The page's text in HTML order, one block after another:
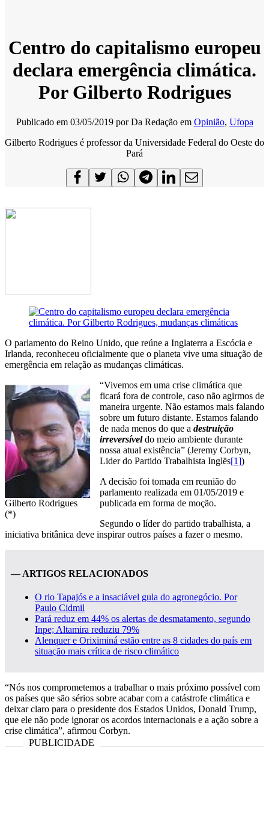
Centro do capitalismo europeu
declara emergência climática.
Por Gilberto Rodrigues
Publicado em 03/05/2019 porDa Redação em Opinião, Ufopa
Gilberto Rodrigues é professor da Universidade Federal do Oeste do
Pará
O parlamento do Reino Unido, que reúne a Inglaterra a Escócia e
Irlanda, reconheceu oficialmente que o planeta vive uma situação de
emergência em relação as mudanças climáticas.
Gilberto Rodrigues
(*)
“Vivemos em uma crise climática que
ficará fora de controle, caso não agirmos de
maneira urgente. Não estamos mais falando
sobre um futuro distante. Estamos falando
de nada menos do que a destruição
irreversíveldo meio ambiente durante
nossa atual existência” (Jeremy Corbyn,
Lider do Partido Trabalhista Inglës[1])
A decisão foi tomada em reunião do
parlamento realizada em 01/05/2019 e
publicada em forma de moção.
Segundo o líder do partido trabalhista, a
iniciativa britânica deve inspirar outros países a fazer o mesmo.
— ARTIGOS RELACIONADOS
O rio Tapajós e a insaciável gula do agronegócio. Por
Paulo Cidmil
Pará reduz em 44% os alertas de desmatamento, segundo
Inpe; Altamira reduziu 79%
Alenquer e Oriximiná estão entre as 8 cidades do país em
situação mais crítica de risco climático
“Nós nos comprometemos a trabalhar o mais próximo possível com
os países que são sérios sobre acabar com a catástrofe climática e
deixar claro para o presidente dos Estados Unidos, Donald Trump,
que ele não pode ignorar os acordos internacionais e a ação sobre a
crise climática”, afirmou Corbyn.